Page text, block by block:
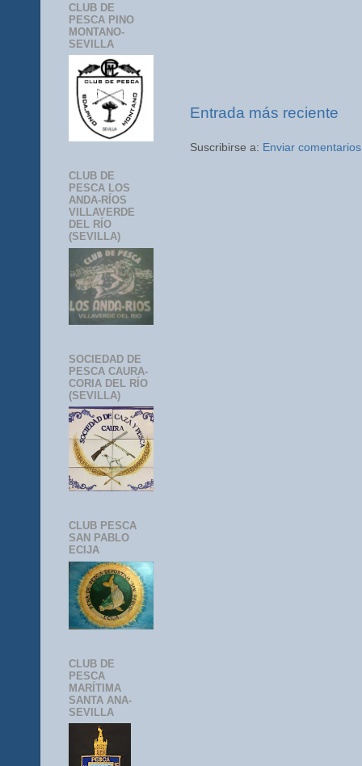
Entrada más reciente
Suscribirse a: Enviar
CLUB DE
PESCA PINO
MONTANO-
SEVILLA
CLUB DE
PESCA LOS
ANDA-RÍOS
VILLAVERDE
DEL RÍO
(SEVILLA)
SOCIEDAD DE
PESCA CAURA-
CORIA DEL RÍO
(SEVILLA)
CLUB PESCA
SAN PABLO
ECIJA
CLUB DE
PESCA
MARÍTIMA
SANTA ANA-
SEVILLA